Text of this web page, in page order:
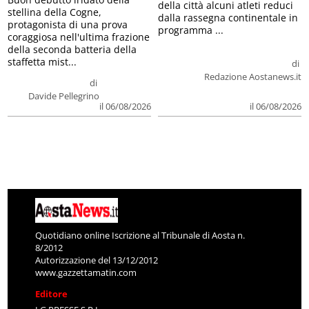
di
Davide Pellegrino
il 06/08/2026
stellina della Cogne,
protagonista di una prova
coraggiosa nell'ultima frazione
della seconda batteria della
staffetta mist...
di
Redazione Aostanews.it
il 06/08/2026
della città alcuni atleti reduci
dalla rassegna continentale in
programma ...
Quotidiano online Iscrizione al Tribunale di Aosta n.
8/2012
Autorizzazione del 13/12/2012
www.gazzettamatin.com
Editore